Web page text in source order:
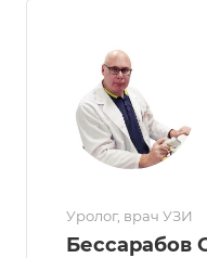
Уролог, врач УЗИ
Бессарабов